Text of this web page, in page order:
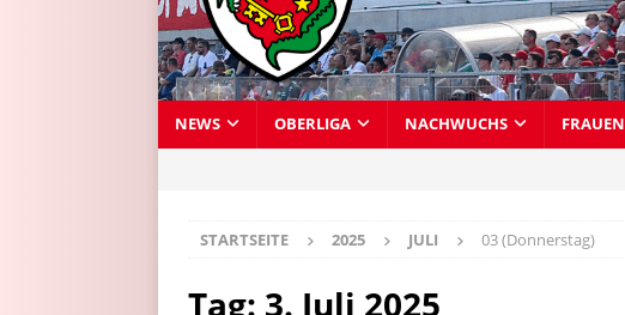
NEWS OBERLIGA NACHWUCHS FRAUEN
STARTSEITE 2025 JULI 03 (Donnerstag)
Tag: 3. Juli 2025